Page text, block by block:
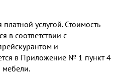
услугой. Стоимость
в соответствии с
и
в Приложение № 1 пункт 4
мебели.